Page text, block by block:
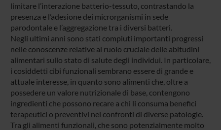
limitare l’interazione batterio-tessuto, contrastando la
presenza e l’adesione dei microrganismi in sede
parodontale e l’aggregazione tra i diversi batteri.
Negli ultimi anni sono stati compiuti importanti progressi
nelle conoscenze relative al ruolo cruciale delle abitudini
alimentari sullo stato di salute degli individui. In particolare,
i cosiddetti cibi funzionali sembrano essere di grande e
attuale interesse, in quanto sono alimenti che, oltre a
possedere un valore nutrizionale di base, contengono
ingredienti che possono recare a chi li consuma benefici
terapeutici o preventivi nei confronti di diverse patologie.
Tra gli alimenti funzionali, che sono potenzialmente molto